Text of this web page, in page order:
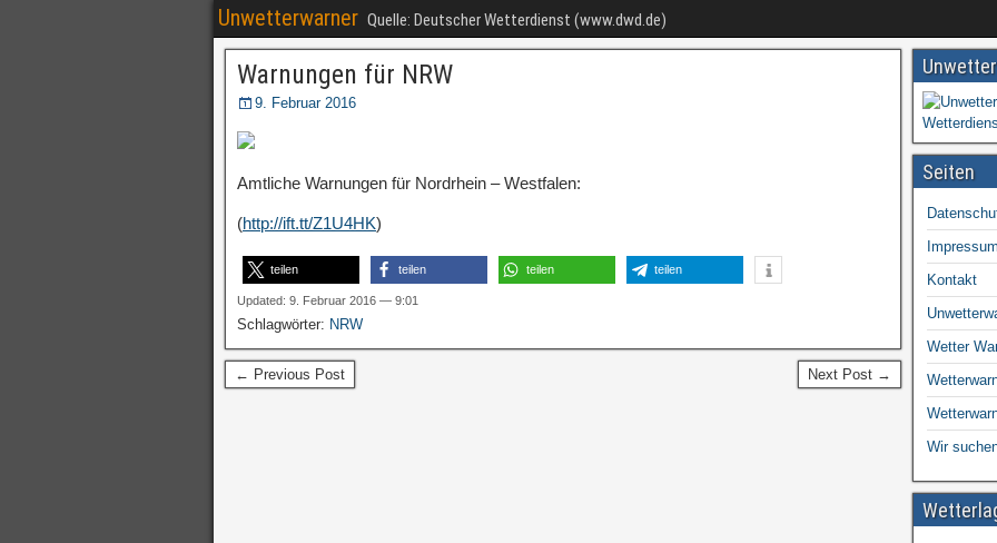
Unwetterwarner Quelle: Deutscher Wetterdienst (www.dwd.de)
Warnungen für NRW
9. Februar 2016
Amtliche Warnungen für Nordrhein – Westfalen:
(http://ift.tt/Z1U4HK)
teilen teilen teilen teilen
Updated: 9. Februar 2016 — 9:01
Schlagwörter: NRW
← Previous Post Next Post →
Seiten
Kontakt
Wetter
Wir